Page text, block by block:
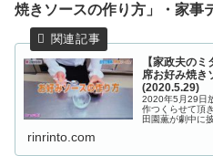
焼きソースの作り方」・家事
【家政夫の
席お好み焼き
(2020.5.29)
2020年5月29日
作つくらせて頂
田園薫が劇中に
rinrinto.com